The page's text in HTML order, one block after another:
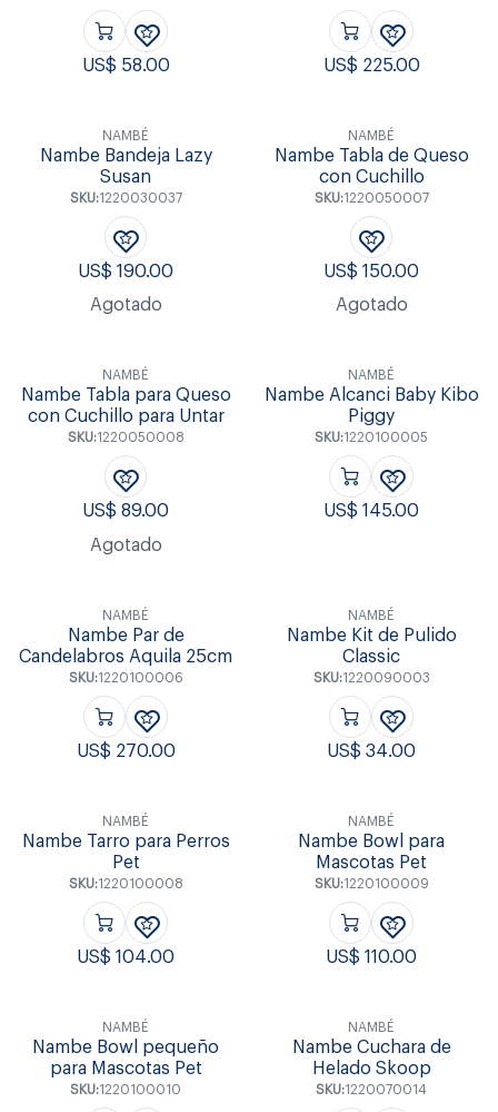
US$ 58.00 US$ 225.00
NAMBÉ
Nambe Bandeja Lazy
Susan
SKU:1220030037
US$190.00
Agotado
NAMBÉ
Nambe Tabla de Queso
con Cuchillo
SKU:1220050007
US$150.00
Agotado
NAMBÉ
Nambe Tabla para Queso
con Cuchillo para Untar
SKU:1220050008
US$89.00
Agotado
NAMBÉ
Nambe Alcanci Baby Kibo
Piggy
SKU:1220100005
US$145.00
NAMBÉ
Nambe Par de
Candelabros Aquila 25cm
SKU:1220100006
US$ 270.00
NAMBÉ
Nambe Kit de Pulido
Classic
SKU:1220090003
US$34.00
NAMBÉ
Nambe Tarro para Perros
Pet
SKU:1220100008
US$104.00
NAMBÉ
Nambe Bowl para
Mascotas Pet
SKU:1220100009
US$110.00
NAMBÉ
Nambe Bowl pequeño
para Mascotas Pet
SKU:1220100010
NAMBÉ
Nambe Cuchara de
Helado Skoop
SKU:1220070014